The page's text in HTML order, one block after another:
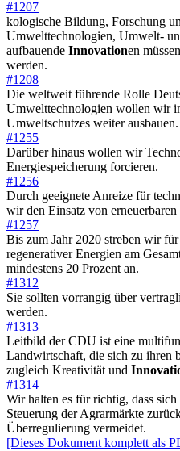
#1207
kologische Bildung, Forschung
Umwelttechnologien, Umwelt-
aufbauende Innovationen
werden.
#1208
Die weltweit führende Rolle
Umwelttechnologien wollen wir
Umweltschutzes weiter ausbauen.
#1255
Darüber hinaus wollen wir
Energiespeicherung forcieren.
#1256
Durch geeignete Anreize für
wir den Einsatz von
#1257
Bis zum Jahr 2020 streben wir
regenerativer Energien am
mindestens 20 Prozent an.
#1312
Sie sollten vorrangig über
werden.
#1313
Leitbild der CDU ist eine
Landwirtschaft, die sich zu ihren
zugleich Kreativität und
#1314
Wir halten es für richtig, dass
Steuerung der Agrarmärkte
Überregulierung vermeidet.
[Dieses Dokument komplett als